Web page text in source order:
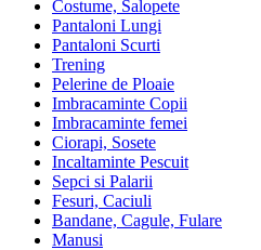
Costume, Salopete
Pantaloni Lungi
Pantaloni Scurti
Trening
Pelerine de Ploaie
Imbracaminte Copii
Imbracaminte femei
Ciorapi, Sosete
Incaltaminte Pescuit
Sepci si Palarii
Fesuri, Caciuli
Bandane, Cagule, Fulare
Manusi